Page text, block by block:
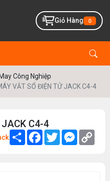
Giỏ Hàng 0
Công Nghiệp
VẮT SỔ ĐIỆN TỬ JACK C4-4
C4-4
Share Facebook
Twitter